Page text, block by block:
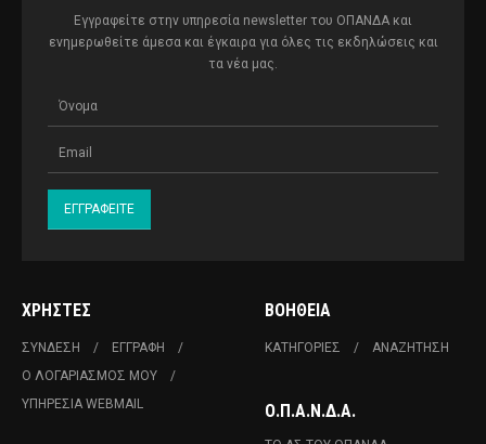
Εγγραφείτε στην υπηρεσία newsletter του ΟΠΑΝΔΑ και
ενημερωθείτε άμεσα και έγκαιρα για όλες τις εκδηλώσεις και
τα νέα μας.
ΧΡΉΣΤΕΣ
ΣΎΝΔΕΣΗ
ΕΓΓΡΑΦΉ
Ο ΛΟΓΑΡΙΑΣΜΌΣ ΜΟΥ
ΥΠΗΡΕΣΊΑ WEBMAIL
ΒΟΉΘΕΙΑ
ΚΑΤΗΓΟΡΊΕΣ ΑΝΑΖΉΤΗΣΗ
Ο.Π.Α.Ν.Δ.Α.